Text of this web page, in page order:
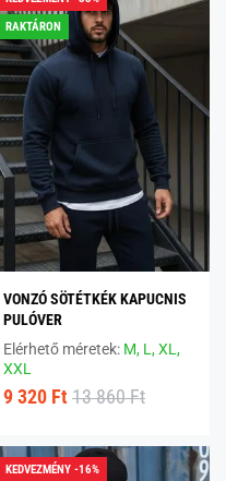
RAKTÁRON
VONZÓ SÖTÉTKÉK KAPUCNIS
PULÓVER
Elérhető méretek: M, L,XL,
XXL
9 320 Ft 13 860 Ft
KEDVEZMÉNY -16%